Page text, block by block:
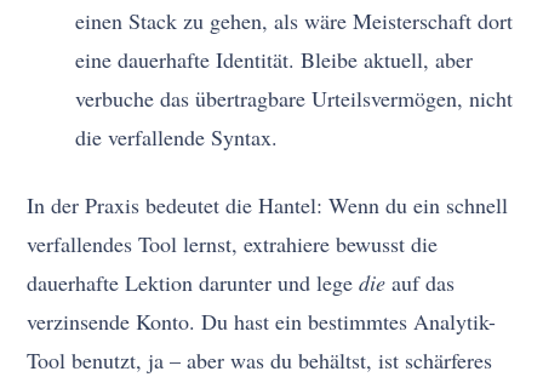
einen Stack zu gehen, als wäre Meisterschaft dort
eine dauerhafte Identität. Bleibe aktuell, aber
verbuche das übertragbare Urteilsvermögen, nicht
die verfallende Syntax.
In der Praxis bedeutet die Hantel: Wenn du ein schnell
verfallendes Tool lernst, extrahiere bewusst die
dauerhafte Lektion darunter und legedie auf das
verzinsende Konto. Du hast ein bestimmtes Analytik-
Tool benutzt, ja – aber was du behältst, ist schärferes